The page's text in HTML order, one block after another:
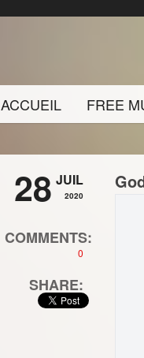
ACCUEIL FREE
28 JUIL
2020
COMMENTS:
0
SHARE: